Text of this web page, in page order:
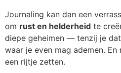
Journaling kan dan een
om rust en helderheid te
diepe geheimen — tenzij je
waar je even mag ademen.
een rijtje zetten.